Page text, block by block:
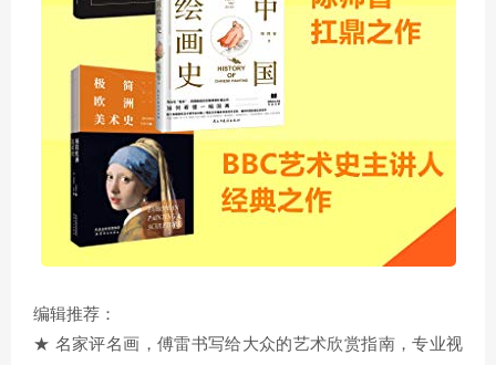
编辑推荐：
★ 名家评名画，傅雷书写给大众的艺术欣赏指南，专业视